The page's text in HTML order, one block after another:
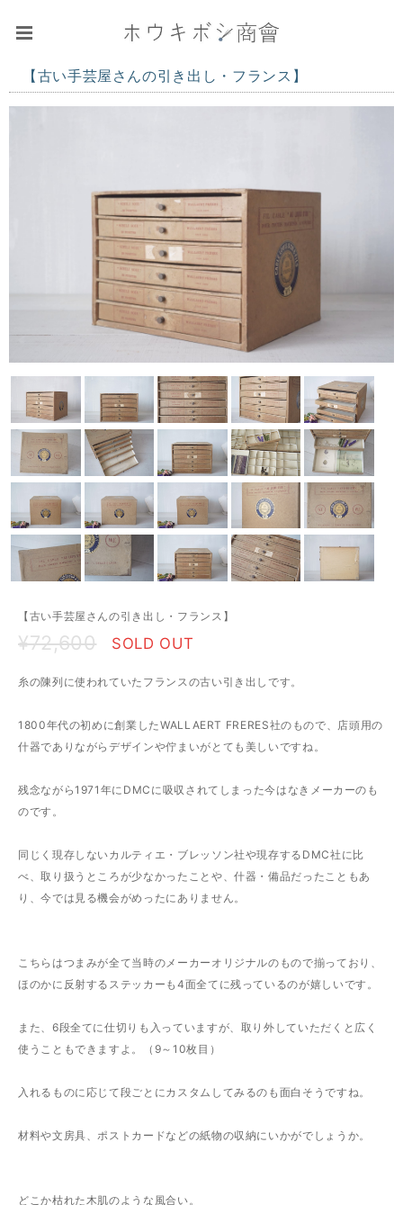
【古い手芸屋さんの引き出し・フランス】
【古い手芸屋さんの引き出し・フランス】
¥72,600 SOLD OUT
糸の陳列に使われていたフランスの古い引き出しです。
1800年代の初めに創業したWALLAERT FRERES社のもので、店頭用の
什器でありながらデザインや佇まいがとても美しいですね。
残念ながら1971年にDMCに吸収されてしまった今はなきメーカーのも
のです。
同じく現存しないカルティエ・ブレッソン社や現存するDMC社に比
べ、取り扱うところが少なかったことや、什器・備品だったこともあ
り、今では見る機会がめったにありません。
こちらはつまみが全て当時のメーカーオリジナルのもので揃っており、
ほのかに反射するステッカーも4面全てに残っているのが嬉しいです。
また、6段全てに仕切りも入っていますが、取り外していただくと広く
使うこともできますよ。（9～10枚目）
入れるものに応じて段ごとにカスタムしてみるのも面白そうですね。
材料や文房具、ポストカードなどの紙物の収納にいかがでしょうか。
どこか枯れた木肌のような風合い。